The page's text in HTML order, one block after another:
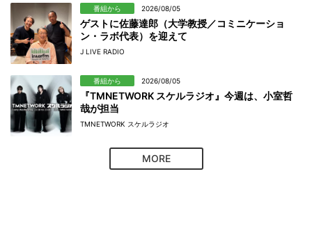
番組から 2026/08/05
ゲストに佐藤達郎（大学教授／コミニケーショ
ン・ラボ代表）を迎えて
J LIVE RADIO
番組から 2026/08/05
『TMNETWORK スケルラジオ』今週は、小室哲
哉が担当
TMNETWORK スケルラジオ
MORE